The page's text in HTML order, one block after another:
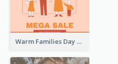
Warm Families Day Sales Instagram Post